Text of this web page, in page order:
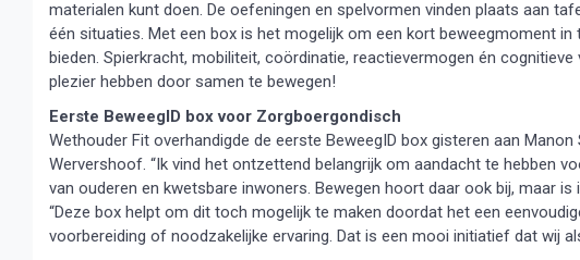
materialen kunt doen. De oefeningen en spelvormen vinden plaats aan
één situaties. Met een box is het mogelijk om een kort beweegmoment
bieden. Spierkracht, mobiliteit, coördinatie, reactievermogen én
plezier hebben door samen te bewegen!
Eerste BeweegID box voor Zorgboergondisch
Wethouder Fit overhandigde de eerste BeweegID box gisteren aan
Wervershoof. “Ik vind het ontzettend belangrijk om aandacht te hebben
van ouderen en kwetsbare inwoners. Bewegen hoort daar ook bij, maar
“Deze box helpt om dit toch mogelijk te maken doordat het een
voorbereiding of noodzakelijke ervaring. Dat is een mooi initiatief dat wij